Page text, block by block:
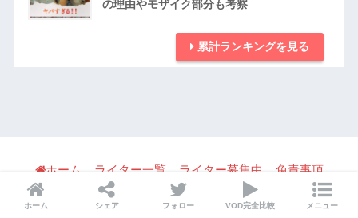
の理由やモザイク部分も考察
累計ランキングを見る
ホーム ライター一覧 ライター募集中
免責事項
利用規約
パブリシティ・宣伝・取材の問い合わせ
ホーム シェア フォロー VOD完全比較 メニュー